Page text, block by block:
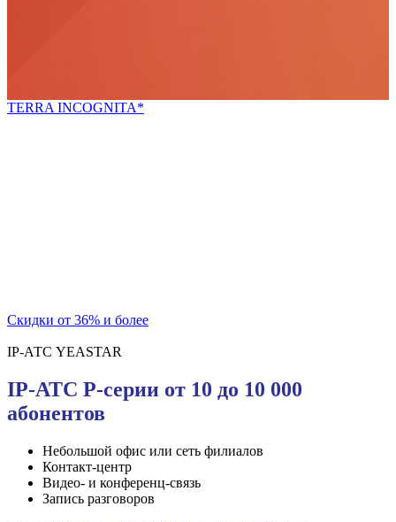
TERRA INCOGNITA*
Скидки от 36% и более
IP-АТС YEASTAR
IP-АТС P-серии от 10 до 10 000
абонентов
Небольшой офис или сеть филиалов
Контакт-центр
Видео- и конференц-связь
Запись разговоров